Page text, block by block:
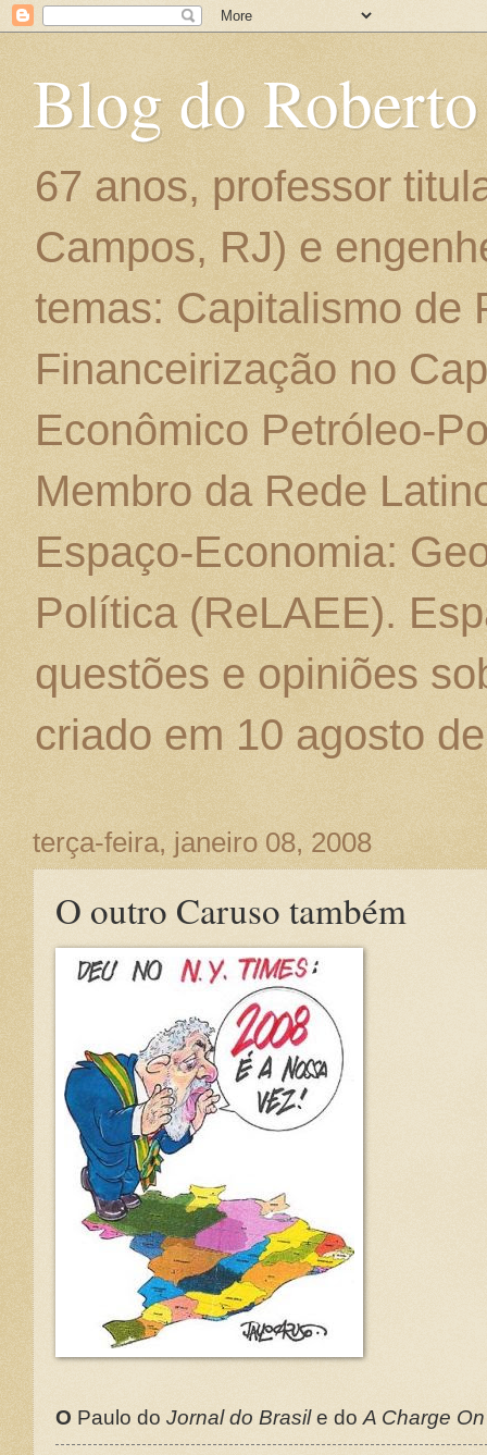
Blog do
67 anos, professor
Campos, RJ) e
temas: Capitalismo de
Financeirização no
Econômico Petróleo-
Membro da Rede
Espaço-Economia:
Política (ReLAEE).
questões e opiniões
criado em 10 agosto
terça-feira, janeiro 08, 2008
O outro Caruso também
O Paulo do Jornal do Brasile doA Charge